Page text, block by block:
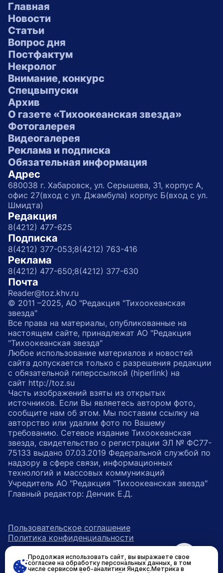
Главная
Новости
Статьи
Вопрос дня
Постфактум
Некролог
Внимание, конкурс
Спецвыпуски
Архив
О газете «Тихоокеанская звезда»
Фотогалерея
Видеогалерея
Реклама и подписка
Обязательная информация
Адрес
680038 г. Хабаровск, ул. Серышева, 31, корпус А,
офис 27(вход с ул. Джамбула) корпус Б(вход с ул.
Шмидта)
Редакция
8(4212) 477-625
Подписка
8(4212) 377-053;8(4212) 763-416
Реклама
8(4212) 477-650;8(4212) 377-630
Почта
Reader@toz.khv.ru
© 2011 –2025, АО "Редакция "Тихоокеанская
звезда"
Все права на материалы, опубликованные на
настоящем сайте, принадлежат АО "Редакция
"Тихоокеанская звезда"
Любое использование материалов и новостей
сайта допускается только с разрешения редакции
с обязательной гиперссылкой (hiperlink) на
сайт http://toz.su
Часть изображений взяты из открытых
источников. Если Вы являетесь автором фото,
сообщите нам об этом. Мы поставим ссылку на
авторство или удалим фото по Вашему
требованию. Сетевое издание Тихоокеанская
звезда, свидетельство о регистрации ЭЛ № ФС77-
75133 выдано 07.03.2019 Федеральной службой по
надзору в сфере связи, информационных
технологий и массовых коммуникаций
Учредитель АО "Редакция "Тихоокеанская звезда"
Главный редактор: Денчик Е.Д.
Пользовательское соглашение
Политика конфиденциальности
ссылка на главную
возрастное ограничение 16+
Продолжая использовать сайт, вы выражаете свое
согласие на обработку персональных данных, в том
числе сервисом веб-аналитики Яндекс.Метрика в